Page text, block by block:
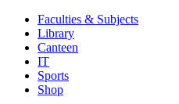
Faculties & Subjects
Library
Canteen
IT
Sports
Shop